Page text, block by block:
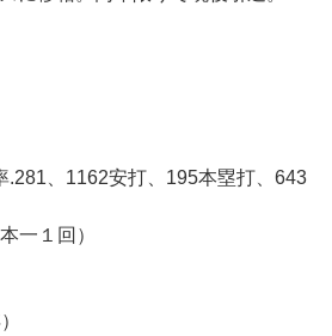
.281、1162安打、195本塁打、643
一１回）